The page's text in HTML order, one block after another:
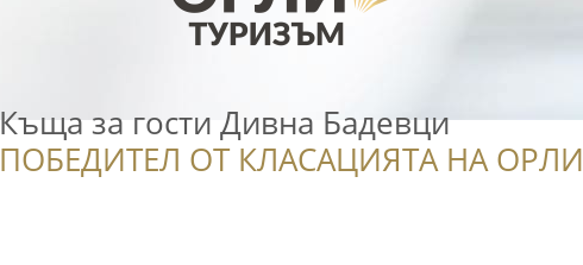
Къща за гости Дивна Бадевци
ПОБЕДИТЕЛ ОТ КЛАСАЦИЯТА НА ОРЛИ